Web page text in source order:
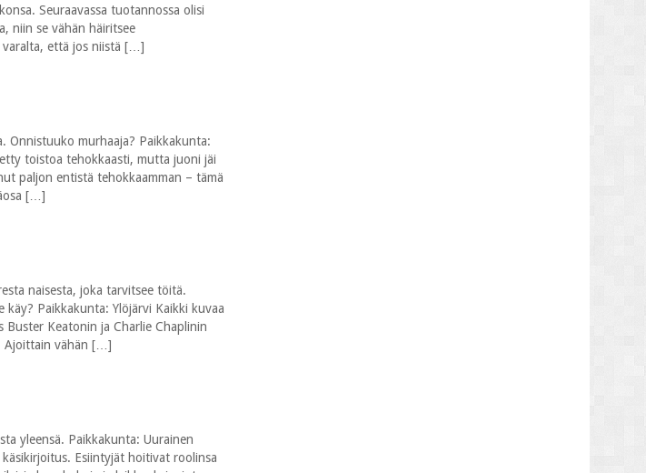
Seuraavassa tuotannossa olisi
niin se vähän häiritsee
varalta, että jos niistä […]
Onnistuuko murhaaja? Paikkakunta:
toistoa tehokkaasti, mutta juoni jäi
paljon entistä tehokkaamman – tämä
[…]
naisesta, joka tarvitsee töitä.
Paikkakunta: Ylöjärvi Kaikki kuvaa
Keatonin ja Charlie Chaplinin
Ajoittain vähän […]
yleensä. Paikkakunta: Uurainen
Esiintyjät hoitivat roolinsa